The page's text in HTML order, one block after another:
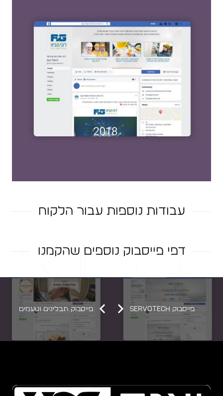
עבודות נוספות עבור הלקוח
אתר 'רוני וגיא'
רוני וגיא – לוגו
דפי פייסבוק נוספים שהקמנו
פייסבוק -׳פביוס׳
MY SPACE
SR Dentline
פייסבוק תבלינים וטעמים פייסבוק Servotech